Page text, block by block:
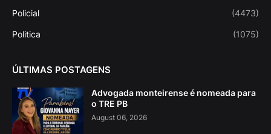
Policial (4473)
Politica (1075)
ÚLTIMAS POSTAGENS
Advogada monteirense é nomeada para
o TRE PB
August 06, 2026